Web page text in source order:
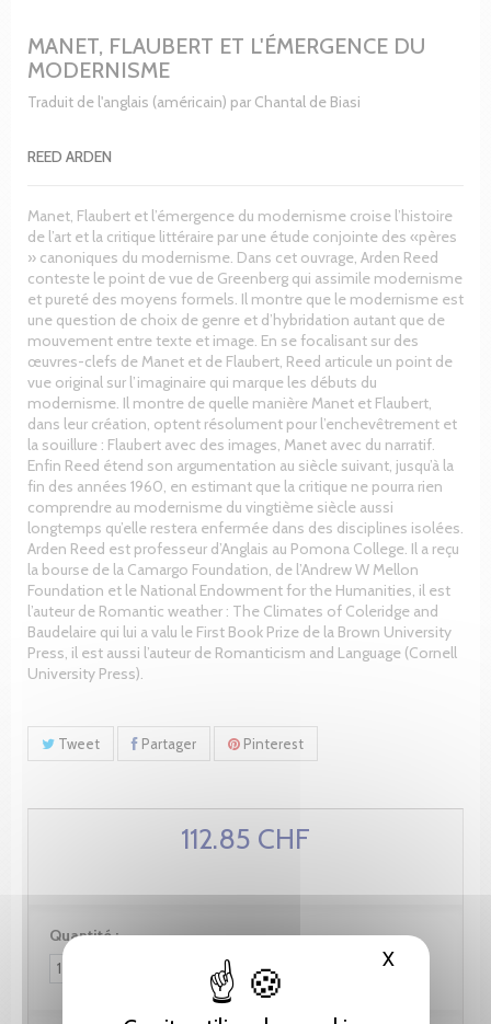
XMasquer
MANET, FLAUBERT ET L'ÉMERGENCE DU
MODERNISME
Traduit de l'anglais (américain) par Chantal de Biasi
REED ARDEN
Manet, Flaubert et l’émergence du modernisme croise l’histoire
de l’art et la critique littéraire par une étude conjointe des «pères
» canoniques du modernisme. Dans cet ouvrage, Arden Reed
conteste le point de vue de Greenberg qui assimile modernisme
et pureté des moyens formels. Il montre que le modernisme est
une question de choix de genre et d’hybridation autant que de
mouvement entre texte et image. En se focalisant sur des
œuvres-clefs de Manet et de Flaubert, Reed articule un point de
vue original sur l’imaginaire qui marque les débuts du
modernisme. Il montre de quelle manière Manet et Flaubert,
dans leur création, optent résolument pour l’enchevêtrement et
la souillure : Flaubert avec des images, Manet avec du narratif.
Enfin Reed étend son argumentation au siècle suivant, jusqu’à la
fin des années 1960, en estimant que la critique ne pourra rien
comprendre au modernisme du vingtième siècle aussi
longtemps qu’elle restera enfermée dans des disciplines isolées.
Arden Reed est professeur d’Anglais au Pomona College. Il a reçu
la bourse de la Camargo Foundation, de l’Andrew W Mellon
Foundation et le National Endowment for the Humanities, il est
l’auteur de Romantic weather : The Climates of Coleridge and
Baudelaire qui lui a valu le First Book Prize de la Brown University
Press, il est aussi l’auteur de Romanticism and Language (Cornell
University Press).
Tweet Partager Pinterest
112.85 CHF
Quantité :